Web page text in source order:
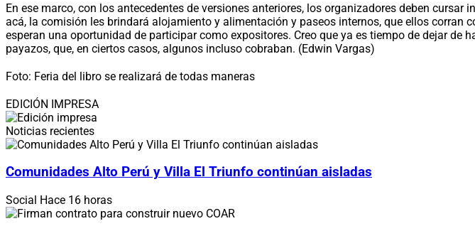
En ese marco, con los antecedentes de versiones anteriores, los organizadores deben
acá, la comisión les brindará alojamiento y alimentación y paseos internos, que ellos corran
esperan una oportunidad de participar como expositores. Creo que ya es tiempo de dejar
payazos, que, en ciertos casos, algunos incluso cobraban. (Edwin Vargas)
Foto: Feria del libro se realizará de todas maneras
EDICIÓN IMPRESA
Noticias recientes
Comunidades Alto Perú y Villa El Triunfo continúan aisladas
Social Hace 16 horas